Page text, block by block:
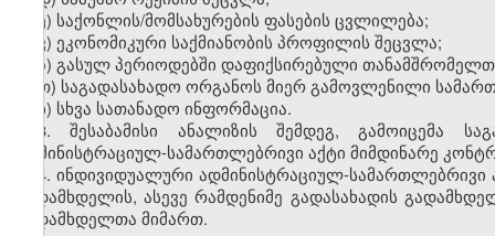
ე) საქონლის/მომსახურების ფასების ცვლილება;
ვ) ეკონომიკური საქმიანობის პროფილის შეცვლა;
ზ) გასულპერიოდებში დაფიქსირებული
თ) საგადასახადო ორგანოს მიერგამოვლენილი
ი) სხვა სათანადო ინფორმაცია.
3.შესაბამისი ანალიზის შემდეგ,გამოიცემა
ადმინისტრაციულ-სამართლებრივი აქტი მიმდინარე
4. ინდივიდუალური ადმინისტრაციულ-სამართლებრივი
გადამხდელის,ასევე რამდენიმე გადასახადის
გადამხდელთა მიმართ.